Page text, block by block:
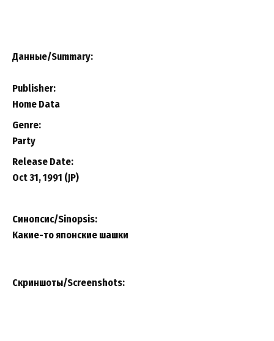
Данные/Summary:
Publisher:
Home Data
Genre:
Party
Release Date:
Oct 31, 1991 (JP)
Синопсис/Sinopsis:
Какие-то японские шашки
Скриншоты/Screenshots: